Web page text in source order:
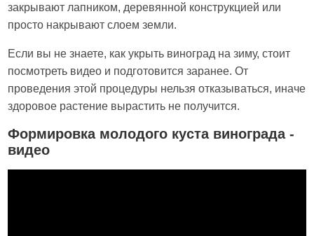
закрывают лапником, деревянной конструкцией или
просто накрывают слоем земли.
Если вы не знаете, как укрыть виноград на зиму, стоит
посмотреть видео и подготовится заранее. От
проведения этой процедуры нельзя отказываться, иначе
здоровое растение вырастить не получится.
Формировка молодого куста винограда -
видео